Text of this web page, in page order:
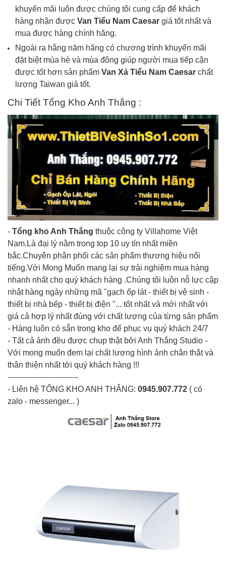
khuyến mãi luôn được chúng tôi cung cấp để khách
hàng nhận được Van Tiểu Nam Caesar giá tốt nhất và
mua được hàng chính hãng.
Ngoài ra hằng năm hãng có chương trình khuyến mãi
đặt biệt mùa hè và mùa đông giúp người mua tiếp cận
được tốt hơn sản phẩm Van Xả Tiểu Nam Caesar chất
lượng Taiwan giá tốt.
Chi Tiết Tổng Kho Anh Thắng :
- Tổng kho Anh Thắng thuộc công ty Villahome Việt
Nam.Là đại lý nằm trong top 10 uy tín nhất miền
bắc.Chuyên phân phối các sản phẩm thương hiệu nổi
tiếng.Với Mong Muốn mang lại sự trải nghiệm mua hàng
nhanh nhất cho quý khách hàng .Chúng tôi luôn nỗ lực cập
nhật hàng ngày những mã "gạch ốp lát - thiết bị vệ sinh -
thiết bị nhà bếp - thiết bị điện "... tốt nhất và mới nhất với
giá cả hợp lý nhất đúng với chất lượng của từng sản phẩm
- Hàng luôn có sẵn trong kho để phục vụ quý khách 24/7
- Tất cả ảnh đều được chụp thật bởi Anh Thắng Studio -
Với mong muốn đem lại chất lượng hình ảnh chân thật và
thân thiện nhất tới quý khách hàng !!!
----------------------------
- Liên hệ TỔNG KHO ANH THẮNG: 0945.907.772 ( có
zalo - messenger... )